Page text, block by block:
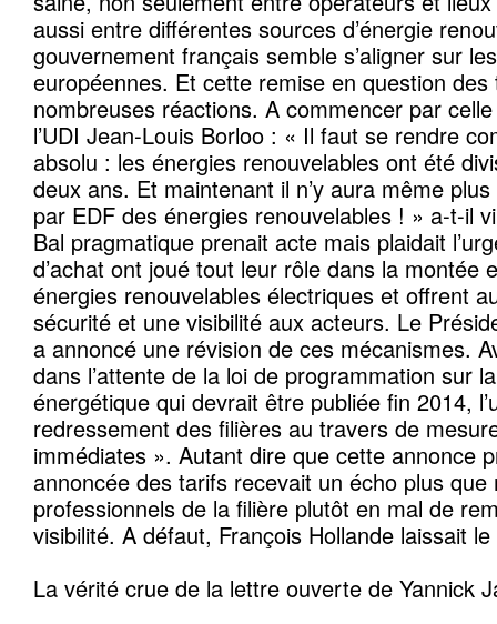
aussi entre différentes sources d’énergie
gouvernement français semble s’aligner sur
européennes. Et cette remise en question
nombreuses réactions. A commencer par
l’UDI Jean-Louis Borloo : « Il faut se rendre
absolu : les énergies renouvelables ont été
deux ans. Et maintenant il n’y aura même plus
par EDF des énergies renouvelables ! » a-t-il
Bal pragmatique prenait acte mais plaidait
d’achat ont joué tout leur rôle dans la montée
énergies renouvelables électriques et offrent
sécurité et une visibilité aux acteurs. Le
a annoncé une révision de ces mécanismes.
dans l’attente de la loi de programmation sur
énergétique qui devrait être publiée fin 2014,
redressement des filières au travers de
immédiates ». Autant dire que cette annonce
annoncée des tarifs recevait un écho plus
professionnels de la filière plutôt en mal de
visibilité. A défaut, François Hollande laissait le
La vérité crue de la lettre ouverte de Yannick